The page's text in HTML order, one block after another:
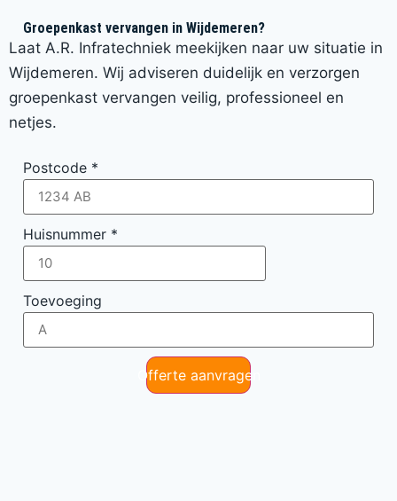
Groepenkast vervangen in Wijdemeren?
Laat A.R. Infratechniek meekijken naar uw situatie in
Wijdemeren. Wij adviseren duidelijk en verzorgen
groepenkast vervangen veilig, professioneel en
netjes.
Postcode *
Huisnummer *
Toevoeging
Offerte aanvragen